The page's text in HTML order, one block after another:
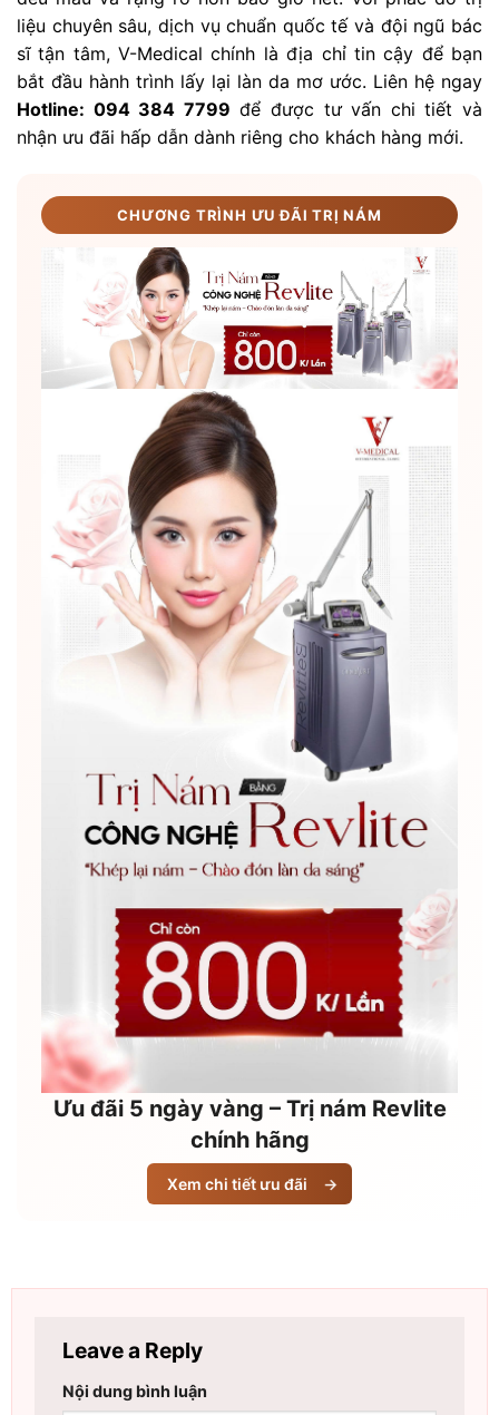
liệu chuyên sâu, dịch vụ chuẩn quốc tế và đội ngũ bác
sĩ tận tâm, V-Medical chính là địa chỉ tin cậy để bạn
bắt đầu hành trình lấy lại làn da mơ ước. Liên hệ ngay
Hotline: 094 384 7799 để được tư vấn chi tiết và
nhận ưu đãi hấp dẫn dành riêng cho khách hàng mới.
CHƯƠNG TRÌNH ƯU ĐÃI TRỊ NÁM
Ưu đãi 5 ngày vàng – Trị nám Revlite
chính hãng
Xem chi tiết ưu đãi →
Leave a Reply
Nội dung bình luận